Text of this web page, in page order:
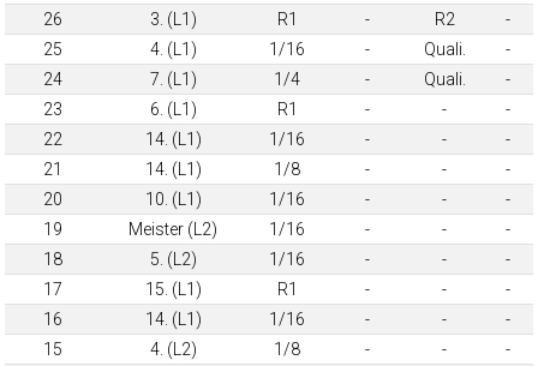
26
3. (L1) R1 - R2
-
25
4. (L1) 1/16 - Quali.
-
24
7. (L1) 1/4 - Quali.
-
23
6. (L1) R1 - -
-
22
14. (L1) 1/16 - -
-
21
14. (L1) 1/8 - -
-
20
10. (L1) 1/16 - -
-
19
Meister (L2) 1/16 - -
-
18
5. (L2) 1/16 - -
-
17
15. (L1) R1 - -
-
16
14. (L1) 1/16 - -
-
15
4. (L2) 1/8 - -
-